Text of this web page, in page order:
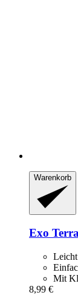
Warenkorb
Exo
Leicht
Mit
8,99 €